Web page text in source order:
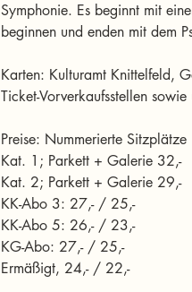
Symphonie. Es beginnt mit
beginnen und enden mit dem
Karten: Kulturamt
Ticket-Vorverkaufsstellen sowie
Preise: Nummerierte Sitzplätze
Kat. 1; Parkett + Galerie 32,-
Kat. 2; Parkett + Galerie 29,-
KK-Abo 3: 27,- / 25,-
KK-Abo 5: 26,- / 23,-
KG-Abo: 27,- / 25,-
Ermäßigt, 24,- / 22,-